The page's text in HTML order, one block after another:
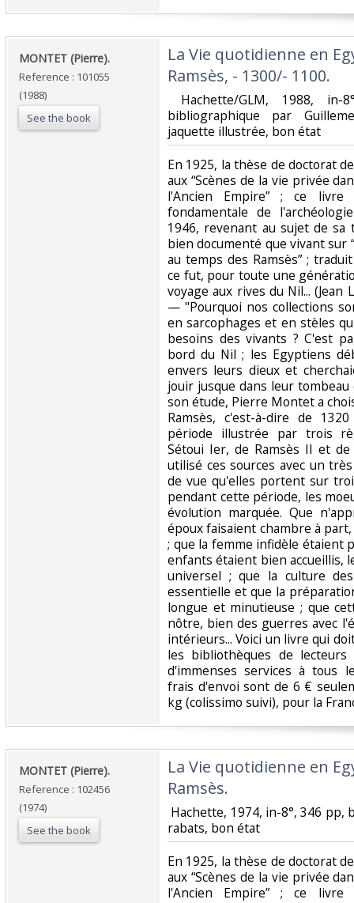
‎MONTET (Pierre).‎
Reference : 101055
(1988)
See the book
‎La Vie quotidienne en
Ramsès, - 1300/- 1100.‎
Hachette/GLM, 1988,
bibliographique par
jaquette illustrée, bon état‎
‎En 1925, la thèse de doctorat
aux “Scènes de la vie privée
l'Ancien Empire” ; ce livre
fondamentale de
1946, revenant au sujet de
bien documenté que vivant sur
au temps des Ramsès” ;
ce fut, pour toute une
voyage aux rives du Nil... (Jean
— "Pourquoi nos collections
en sarcophages et en stèles
besoins des vivants ? C'est
bord du Nil ; les Egyptiens
envers leurs dieux et
jouir jusque dans leur
son étude, Pierre Montet a
Ramsès, c'est-à-dire de
période illustrée par trois
Sétoui Ier, de Ramsès II et
utilisé ces sources avec un
de vue qu'elles portent sur
pendant cette période, les
évolution marquée. Que
époux faisaient chambre à
; que la femme infidèle étaient
enfants étaient bien accueillis,
universel ; que la culture
essentielle et que la
longue et minutieuse ; que
nôtre, bien des guerres avec
intérieurs... Voici un livre qui
les bibliothèques de
d'immenses services à tous
frais d'envoi sont de 6 €
kg (colissimo suivi), pour la
‎MONTET (Pierre).‎
Reference : 102456
(1974)
See the book
‎La Vie quotidienne en
Ramsès.‎
Hachette, 1974, in-8°, 346
rabats, bon état‎
‎En 1925, la thèse de doctorat
aux “Scènes de la vie privée
l'Ancien Empire” ; ce livre